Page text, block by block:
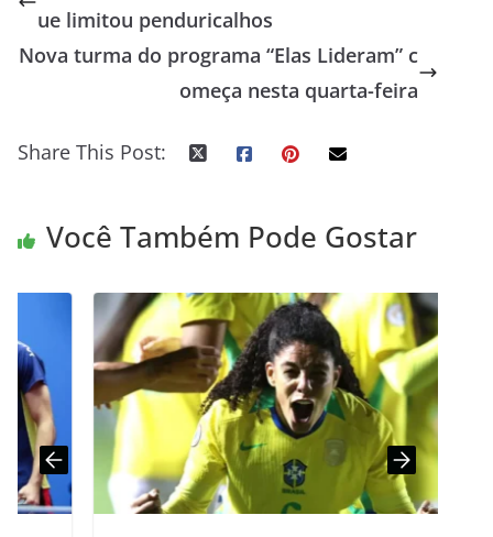
ue limitou penduricalhos
Nova turma do programa “Elas Lideram” c
omeça nesta quarta-feira
Share This Post:
Você Também Pode Gostar